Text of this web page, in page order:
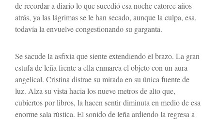
de recordar a diario lo que sucedió esa noche catorce años
atrás, ya las lágrimas se le han secado, aunque la culpa, esa,
todavía la envuelve congestionando su garganta.
Se sacude la asfixia que siente extendiendo el brazo. La gran
estufa de leña frente a ella enmarca el objeto con un aura
angelical. Cristina distrae su mirada en su única fuente de
luz. Alza su vista hacia los nueve metros de alto que,
cubiertos por libros, la hacen sentir diminuta en medio de esa
enorme sala rústica. El sonido de leña ardiendo la regresa a